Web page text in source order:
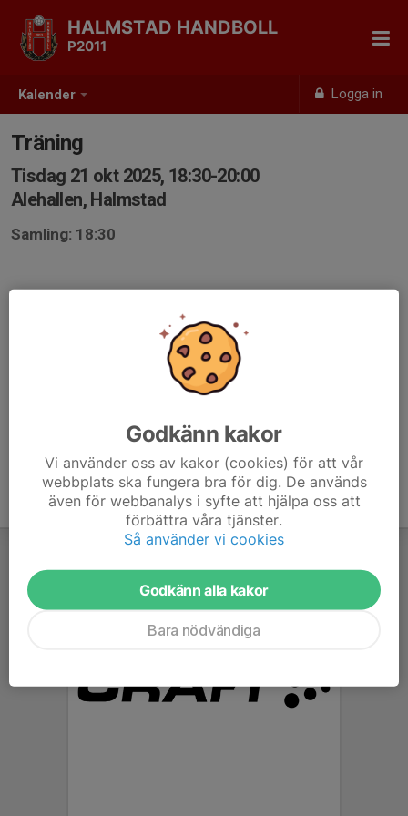
Kalender Logga in
HALMSTAD HANDBOLL
P2011
Träning
Tisdag 21 okt 2025, 18:30-20:00
Alehallen, Halmstad
Samling: 18:30
Godkänn kakor
Vi använder oss av kakor (cookies) för att vår
webbplats ska fungera bra för dig. De används
även för webbanalys i syfte att hjälpa oss att
förbättra våra tjänster.
Så använder vi cookies
Godkänn alla kakor
Bara nödvändiga